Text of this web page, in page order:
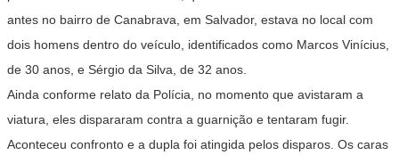
antes no bairro de Canabrava, em Salvador, estava no local com
dois homens dentro do veículo, identificados como Marcos Vinícius,
de 30 anos, e Sérgio da Silva, de 32 anos.
Ainda conforme relato da Polícia, no momento que avistaram a
viatura, eles dispararam contra a guarnição e tentaram fugir.
Aconteceu confronto e a dupla foi atingida pelos disparos. Os caras